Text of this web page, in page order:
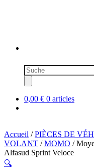
Recherche
de
produits
0,00 € 0 articles
Accueil /PIÈCES DE
VOLANT /MOMO /
Alfasud Sprint Veloce
🔍